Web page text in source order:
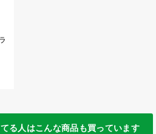
る人はこんな商品も買っています